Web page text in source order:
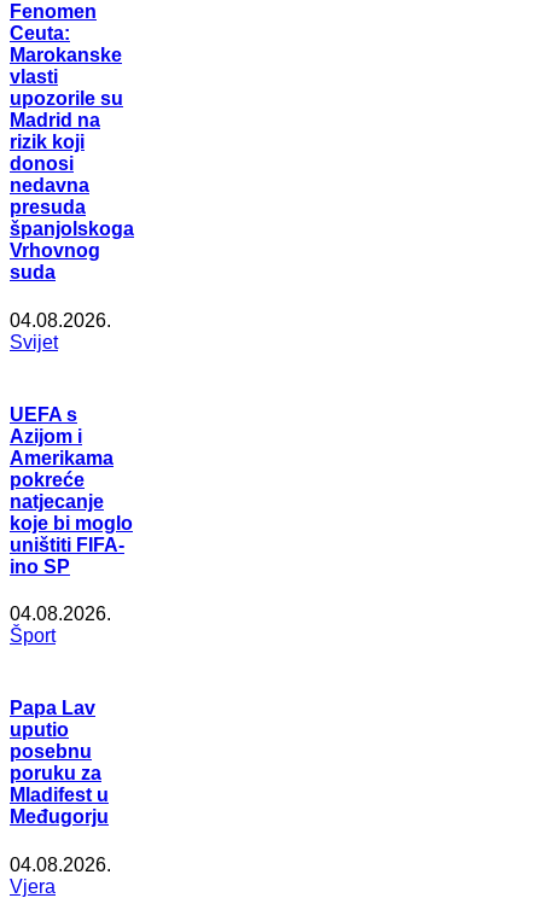
Fenomen
Ceuta:
Marokanske
vlasti
upozorile su
Madrid na
rizik koji
donosi
nedavna
presuda
španjolskoga
Vrhovnog
suda
04.08.2026.
Svijet
UEFA s
Azijom i
Amerikama
pokreće
natjecanje
koje bi moglo
uništiti FIFA-
ino SP
04.08.2026.
Šport
Papa Lav
uputio
posebnu
poruku za
Mladifest u
Međugorju
04.08.2026.
Vjera